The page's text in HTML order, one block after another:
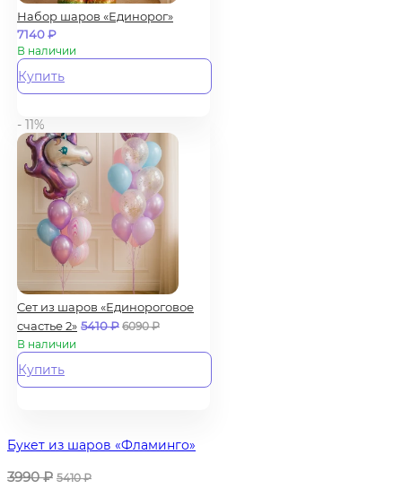
Набор шаров «Единорог»
7140₽
В наличии
Купить
- 11%
Сет из шаров «Единороговое
счастье 2» 5410₽ 6090₽
В наличии
Купить
Букет из шаров «Фламинго»
3990₽ 5410₽